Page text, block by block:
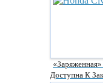
Доступна К